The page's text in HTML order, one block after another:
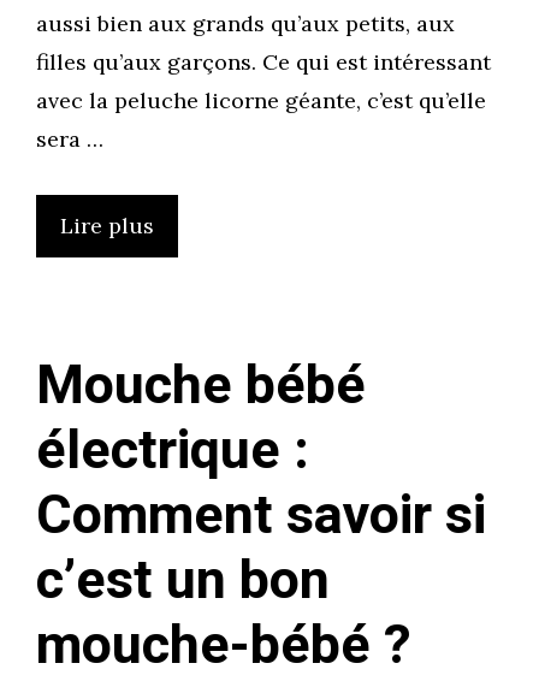
aussi bien aux grands qu’aux petits, aux
filles qu’aux garçons. Ce qui est intéressant
avec la peluche licorne géante, c’est qu’elle
sera …
Lire plus
Mouche bébé
électrique :
Comment savoir si
c’est un bon
mouche-bébé ?